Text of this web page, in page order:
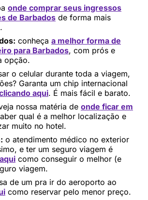
onde comprar seus ingressos
de Barbados de forma mais
conheça a melhor forma de
para Barbados, com prós e
opção.
o celular durante toda a viagem,
Garanta um chip internacional
aqui. É mais fácil e barato.
nossa matéria de onde ficar em
qual é a melhor localização e
muito no hotel.
o atendimento médico no exterior
e ter um seguro viagem é
como conseguir o melhor (e
viagem.
de um pra ir do aeroporto ao
como reservar pelo menor preço.